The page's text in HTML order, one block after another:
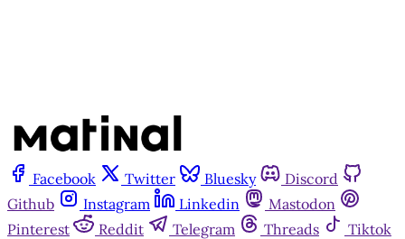
Facebook Twitter Bluesky
Discord
Github
Instagram Linkedin
Mastodon
Pinterest
Reddit Telegram Threads
Tiktok